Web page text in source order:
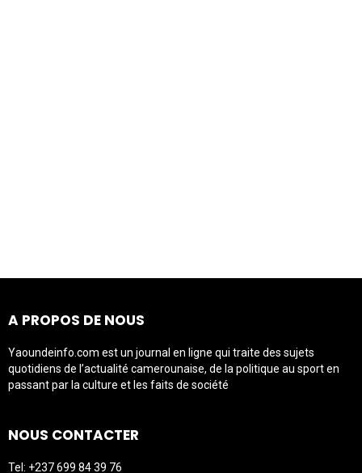
A PROPOS DE NOUS
Yaoundeinfo.com est un journal en ligne qui traite des sujets
quotidiens de l’actualité camerounaise, de la politique au sport en
passant par la culture et les faits de société
NOUS CONTACTER
Tel: +237 699 84 39 76